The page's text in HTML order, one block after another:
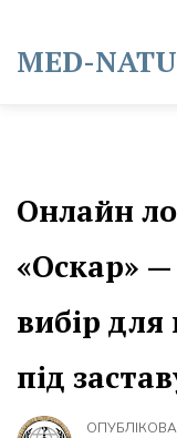
content
MED-
Онлайн
«Оскар»
вибір
під